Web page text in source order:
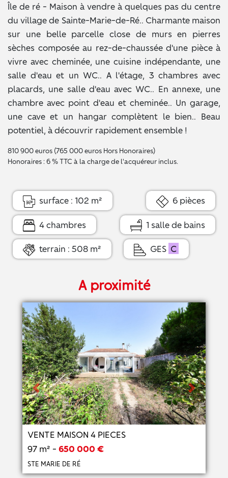
Île de ré - Maison à vendre à quelques pas du centre
du village de Sainte-Marie-de-Ré.. Charmante maison
sur une belle parcelle close de murs en pierres
sèches composée au rez-de-chaussée d'une pièce à
vivre avec cheminée, une cuisine indépendante, une
salle d'eau et un WC.. A l'étage, 3 chambres avec
placards, une salle d'eau avec WC.. En annexe, une
chambre avec point d'eau et cheminée.. Un garage,
une cave et un hangar complètent le bien.. Beau
potentiel, à découvrir rapidement ensemble !
810 900 euros (765 000 euros Hors Honoraires)
Honoraires : 6 % TTC à la charge de l'acquéreur inclus.
surface : 102 m² 6 pièces
4 chambres 1 salle de bains
terrain : 508 m² GES C
A proximité
VENTE MAISON 4 PIECES
97 m² - 650 000 €
STE MARIE DE RÉ
Previous Next